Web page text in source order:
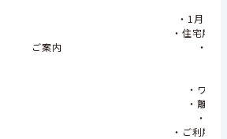
ご案内
・1月26日
・住宅用火
・社
・ワン
・離婚
・平成
・ご利用く